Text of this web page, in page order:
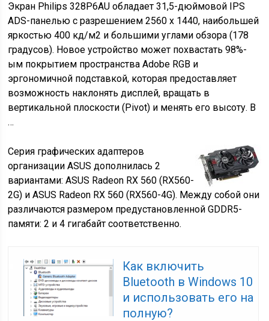
Экран Philips 328P6AU обладает 31,5-дюймовой IPS
ADS-панелью с разрешением 2560 х 1440, наибольшей
яркостью 400 кд/м2 и большими углами обзора (178
градусов). Новое устройство может похвастать 98%-
ым покрытием пространства Adobe RGB и
эргономичной подставкой, которая предоставляет
возможность наклонять дисплей, вращать в
вертикальной плоскости (Pivot) и менять его высоту. В
…
Серия графических адаптеров
организации ASUS дополнилась 2
вариантами: ASUS Radeon RX 560 (RX560-
2G) и ASUS Radeon RX 560 (RX560-4G). Между собой они
различаются размером предустановленной GDDR5-
памяти: 2 и 4 гигабайт соответственно.
Как включить
Bluetooth в Windows 10
и использовать его на
полную?